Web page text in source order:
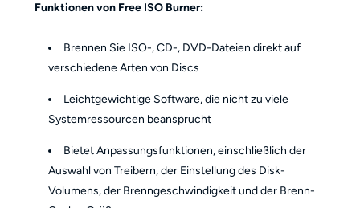
Funktionen von Free ISO Burner:
Brennen Sie ISO-, CD-, DVD-Dateien direkt auf
verschiedene Arten von Discs
Leichtgewichtige Software, die nicht zu viele
Systemressourcen beansprucht
Bietet Anpassungsfunktionen, einschließlich der
Auswahl von Treibern, der Einstellung des Disk-
Volumens, der Brenngeschwindigkeit und der Brenn-